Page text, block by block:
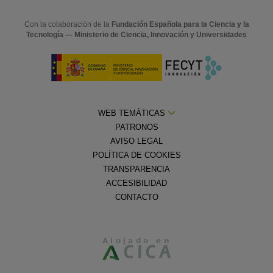
Con la colaboración de la Fundación Española para la Ciencia y la
Tecnología — Ministerio de Ciencia, Innovación y Universidades
WEB TEMÁTICAS
PATRONOS
AVISO LEGAL
POLÍTICA DE COOKIES
TRANSPARENCIA
ACCESIBILIDAD
CONTACTO